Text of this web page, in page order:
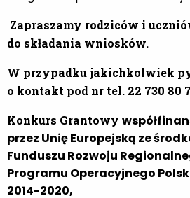
Zapraszamy rodziców i
do składania wniosków.
W przypadku jakichkolwiek
o kontakt pod nr tel. 22 730 80
Konkurs Grantowy
przez Unię Europejską ze
Funduszu Rozwoju
Programu Operacyjnego
2014-2020,